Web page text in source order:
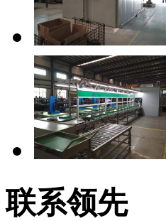
联系领先